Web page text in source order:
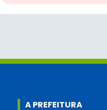
A PREFEITURA